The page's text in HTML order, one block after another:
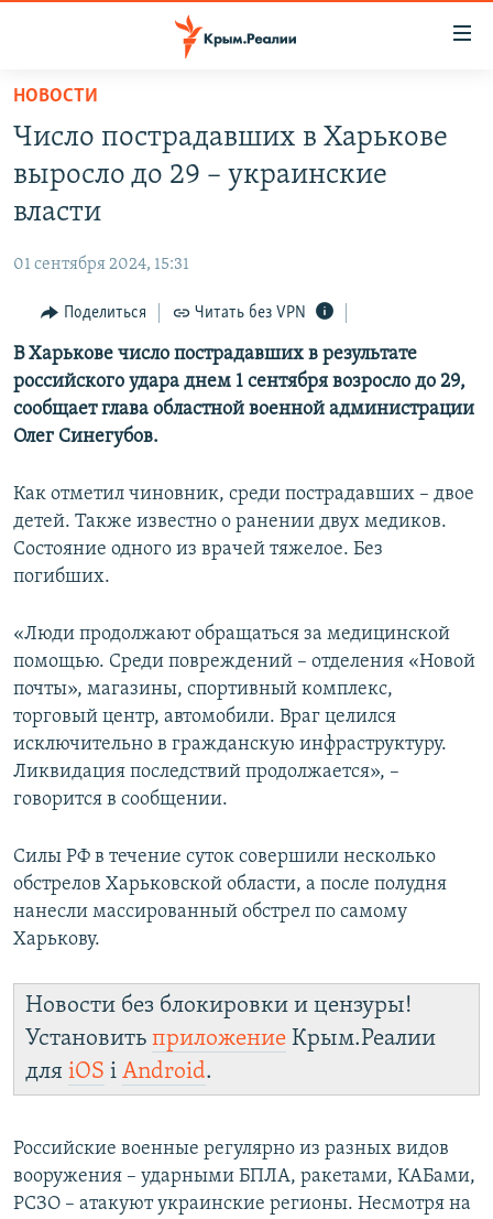
Вернуться
основному
содержанию
Вернутся
главной
навигации
Вернутся
поиску
11 ЛЕТ ОККУПАЦИИ КРЫМА. 11 ИСТОРИЙ СОПРОТИВЛЕНИЯ
ВОДА
ЕЩЕ
ИНТЕРАКТИВ
ИНФОГРАФИКА
ТЕЛЕПРОЕКТ КРЫМ.РЕАЛИИ
СОВЕТЫ ПРАВОЗАЩИТНИКОВ
ПОБЕДИТЕЛЕЙ НЕ СУДЯТ?
КРЫМ.НЕПОКОРЕННЫЙ
УКРАИНСКАЯ ПРОБЛЕМА КРЫМА
РАДІО СВОБОДА
КАК ОБОЙТИ БЛОКИРОВКУ
Українською
ПРИСОЕДИНЯЙТЕСЬ!
Все сайты RFE/RL
НОВОСТИ
Число пострадавших в Харькове
выросло до 29 – украинские
власти
01 сентября 2024, 15:31
Поделиться Читать без VPN
В Харькове число пострадавших в результате
российского удара днем 1 сентября возросло до 29,
сообщает глава областной военной администрации
Олег Синегубов.
Как отметил чиновник, среди пострадавших – двое
детей. Также известно о ранении двух медиков.
Состояние одного из врачей тяжелое. Без
погибших.
«Люди продолжают обращаться за медицинской
помощью. Среди повреждений – отделения «Новой
почты», магазины, спортивный комплекс,
торговый центр, автомобили. Враг целился
исключительно в гражданскую инфраструктуру.
Ликвидация последствий продолжается», –
говорится в сообщении.
Силы РФ в течение суток совершили несколько
обстрелов Харьковской области, а после полудня
нанесли массированный обстрел по самому
Харькову.
Новости без блокировки и цензуры!
Установить приложение Крым.Реалии
для iOS і Android.
Российские военные регулярно из разных видов
вооружения – ударными БПЛА, ракетами, КАБами,
РСЗО – атакуют украинские регионы. Несмотря на